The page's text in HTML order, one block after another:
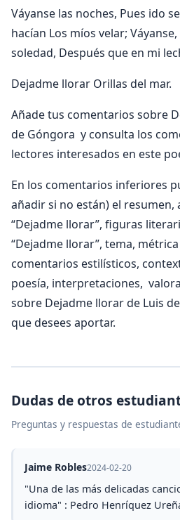
Váyanse las noches, Pues ido
hacían Los míos velar;
soledad, Después que en mi
Dejadme llorar Orillas del mar.
Añade tus comentarios sobre
de Góngora y consulta los
lectores interesados en este
En los comentarios inferiores
añadir si no están) el
“Dejadme llorar”, figuras
“Dejadme llorar”, tema,
comentarios estilísticos,
poesía, interpretaciones,
sobre Dejadme llorar de Luis
que desees aportar.
Dudas de otros
Preguntas y respuestas de
Jaime Robles2024-02-20
"Una de las más delicadas
idioma" : Pedro Henríquez